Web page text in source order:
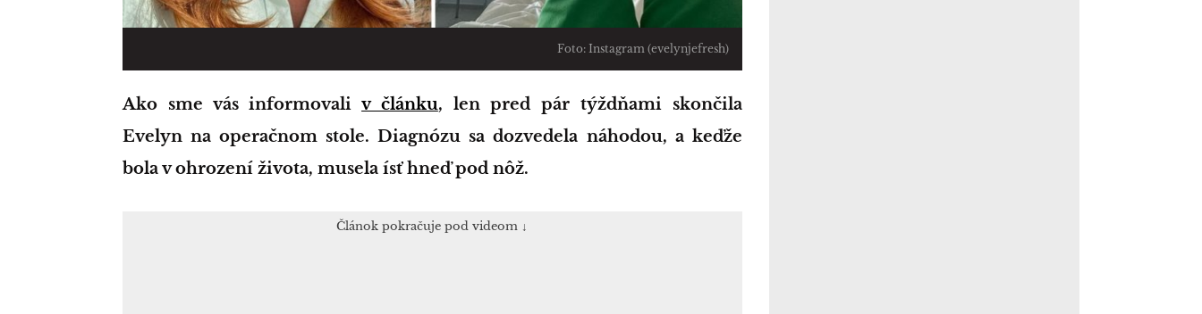
Foto: Instagram (evelynjefresh)
Ako sme vás informovaliv článku, len pred pár týždňami skončila
Evelyn na operačnom stole. Diagnózu sa dozvedela náhodou, a keďže
bola v ohrození života, musela ísť hneď pod nôž.
Článok pokračuje pod videom ↓